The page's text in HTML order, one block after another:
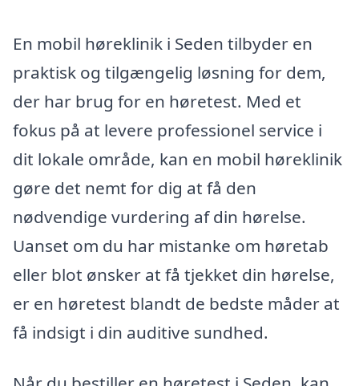
En mobil høreklinik i Seden tilbyder en
praktisk og tilgængelig løsning for dem,
der har brug for en høretest. Med et
fokus på at levere professionel service i
dit lokale område, kan en mobil høreklinik
gøre det nemt for dig at få den
nødvendige vurdering af din hørelse.
Uanset om du har mistanke om høretab
eller blot ønsker at få tjekket din hørelse,
er en høretest blandt de bedste måder at
få indsigt i din auditive sundhed.